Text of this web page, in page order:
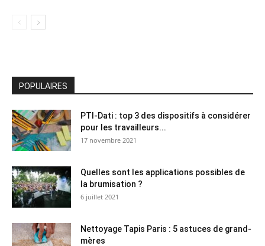
POPULAIRES
PTI-Dati : top 3 des dispositifs à considérer
pour les travailleurs...
17 novembre 2021
Quelles sont les applications possibles de
la brumisation ?
6 juillet 2021
Nettoyage Tapis Paris : 5 astuces de grand-
mères